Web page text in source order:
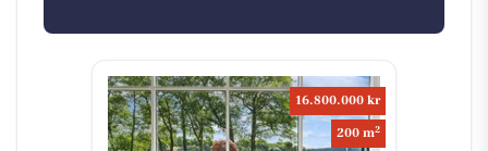
16.800.000 kr
200 m2